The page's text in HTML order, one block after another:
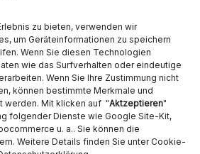
zu bieten, verwenden wir
um Geräteinformationen zu speichern
Wenn Sie diesen Technologien
wie das Surfverhalten oder eindeutige
Wenn Sie Ihre Zustimmung nicht
können bestimmte Merkmale und
werden. Mit klicken auf "Aktzeptieren"
folgender Dienste wie Google Site-Kit,
u. a.. Sie können die
Weitere Details finden Sie unter Cookie-
Service